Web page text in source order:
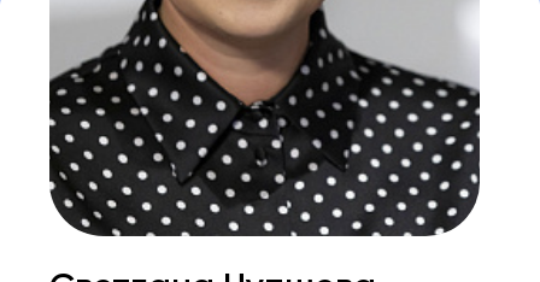
СИБАЙ
РЕСПУБЛИКА
БАШКОРТОСТАН